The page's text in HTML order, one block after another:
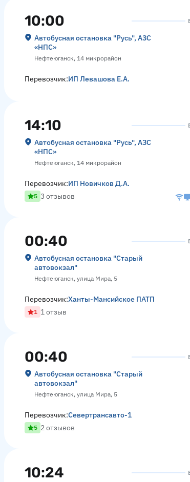
10:00
Автобусная остановка "Русь", АЗС
«НПС»
Нефтеюганск, 14 микрорайон
Перевозчик:ИП Левашова Е.А.
14:10
Автобусная остановка "Русь", АЗС
«НПС»
Нефтеюганск, 14 микрорайон
Перевозчик:ИП Новичков Д.А.
5 3 отзывов
00:40
Автобусная остановка "Старый
автовокзал"
Нефтеюганск, улица Мира, 5
Перевозчик:Ханты-Мансийское ПАТП
1 1 отзыв
00:40
Автобусная остановка "Старый
автовокзал"
Нефтеюганск, улица Мира, 5
Перевозчик:Севертрансавто-1
5 2 отзывов
10:24